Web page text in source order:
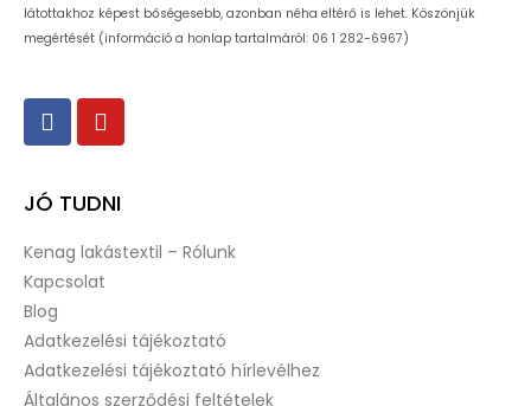
látottakhoz képest bőségesebb, azonban néha eltérő is lehet. Köszönjük
megértését (információ a honlap tartalmáról: 06 1 282-6967)
JÓ TUDNI
Kenag lakástextil – Rólunk
Kapcsolat
Blog
Adatkezelési tájékoztató
Adatkezelési tájékoztató hírlevélhez
Általános szerződési feltételek